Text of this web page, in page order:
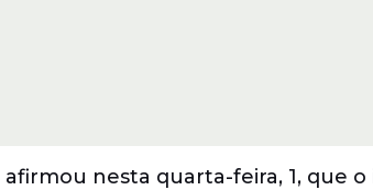
afirmou nesta quarta-feira, 1, que